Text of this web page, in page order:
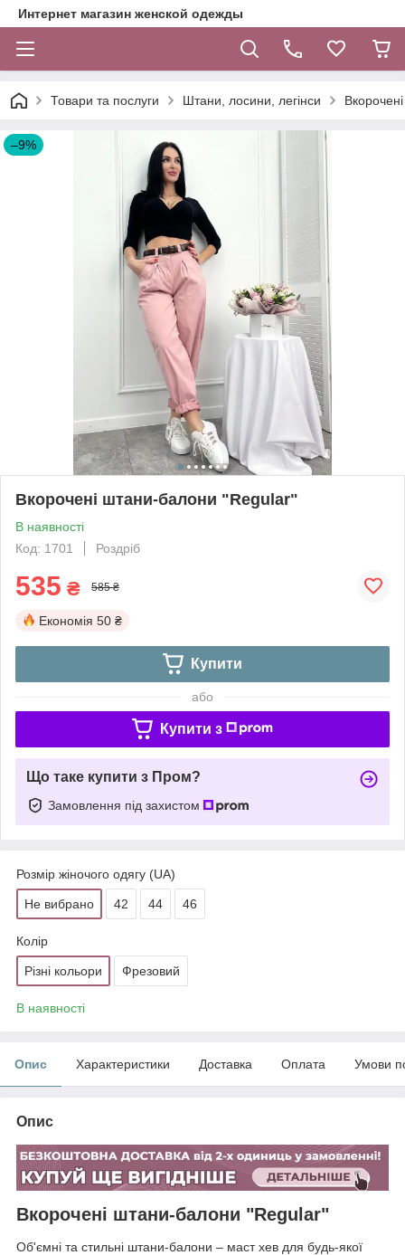
Интернет магазин женской одежды
Товари та послуги Штани, лосини, легінси
–9%
Вкорочені штани-балони "Regular"
В наявності
Код: 1701
Роздріб
535 ₴ 585 ₴
Економія 50 ₴
Купити
або
Купити з
Що таке купити з Пром?
Замовлення під захистом
Розмір жіночого одягу (UA)
Не вибрано 42 44 46
Колір
Різні кольори Фрезовий
В наявності
Опис Характеристики Доставка Оплата Умови
Опис
Вкорочені штани-балони "Regular"
Об'ємні та стильні штани-балони – маст хев для будь-якої